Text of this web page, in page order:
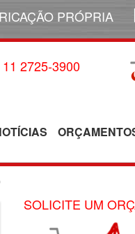
PRÓPRIA
11 2725-3900
SOLICITE UM